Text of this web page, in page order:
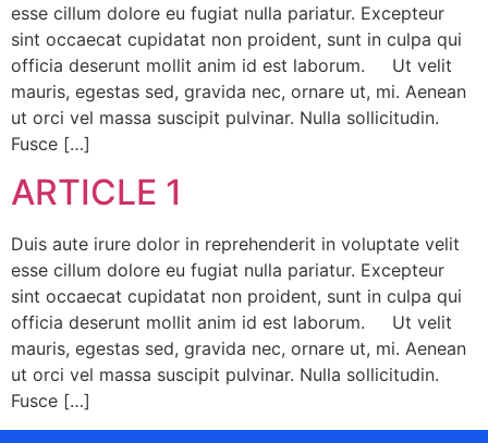
esse cillum dolore eu fugiat nulla pariatur. Excepteur
sint occaecat cupidatat non proident, sunt in culpa qui
officia deserunt mollit anim id est laborum. Ut velit
mauris, egestas sed, gravida nec, ornare ut, mi. Aenean
ut orci vel massa suscipit pulvinar. Nulla sollicitudin.
Fusce […]
ARTICLE 1
Duis aute irure dolor in reprehenderit in voluptate velit
esse cillum dolore eu fugiat nulla pariatur. Excepteur
sint occaecat cupidatat non proident, sunt in culpa qui
officia deserunt mollit anim id est laborum. Ut velit
mauris, egestas sed, gravida nec, ornare ut, mi. Aenean
ut orci vel massa suscipit pulvinar. Nulla sollicitudin.
Fusce […]